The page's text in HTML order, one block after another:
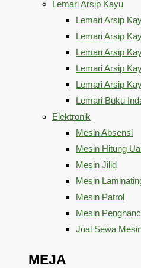
Lemari Arsip Kayu
Lemari Arsip
Lemari Arsip
Lemari Arsip
Lemari Arsip
Lemari Arsip
Lemari Buku
Elektronik
Mesin Absensi
Mesin Hitung
Mesin Jilid
Mesin
Mesin Patrol
Mesin
Jual Sewa
MEJA